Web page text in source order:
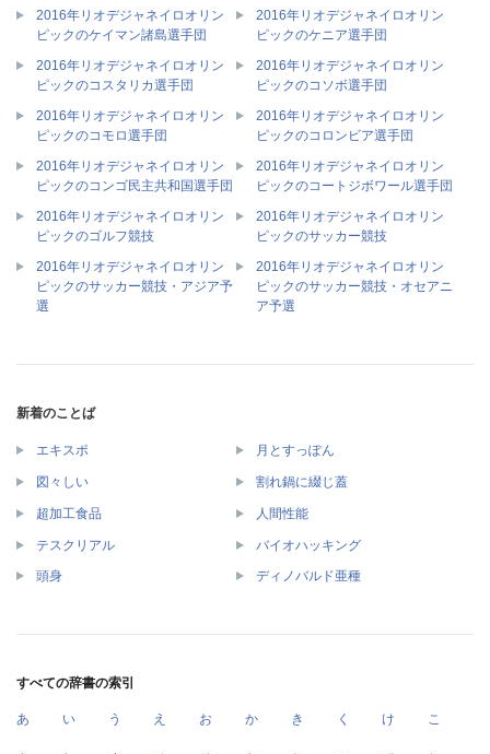
2016年リオデジャネイロオリン
ピックのケイマン諸島選手団
2016年リオデジャネイロオリン
ピックのケニア選手団
2016年リオデジャネイロオリン
ピックのコスタリカ選手団
2016年リオデジャネイロオリン
ピックのコソボ選手団
2016年リオデジャネイロオリン
ピックのコモロ選手団
2016年リオデジャネイロオリン
ピックのコロンビア選手団
2016年リオデジャネイロオリン
ピックのコンゴ民主共和国選手団
2016年リオデジャネイロオリン
ピックのコートジボワール選手団
2016年リオデジャネイロオリン
ピックのゴルフ競技
2016年リオデジャネイロオリン
ピックのサッカー競技
2016年リオデジャネイロオリン
ピックのサッカー競技・アジア予
選
2016年リオデジャネイロオリン
ピックのサッカー競技・オセアニ
ア予選
新着のことば
エキスポ 月とすっぽん
図々しい 割れ鍋に綴じ蓋
超加工食品 人間性能
テスクリアル バイオハッキング
頭身 ディノバルド亜種
すべての辞書の索引
あ い う え お か き く け こ